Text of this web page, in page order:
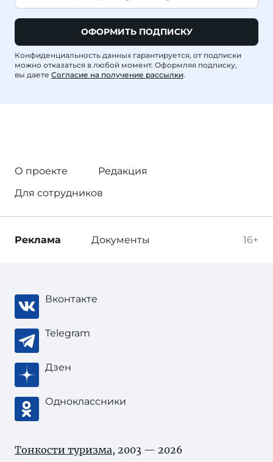
ОФОРМИТЬ ПОДПИСКУ
Конфиденциальность данных гарантируется, от подписки
можно отказаться в любой момент. Оформляя подписку,
вы даете Согласие на получение рассылки.
О проекте
Редакция
Для сотрудников
16+
Реклама Документы
Вконтакте
Telegram
Дзен
Одноклассники
Тонкости туризма, 2003 — 2026